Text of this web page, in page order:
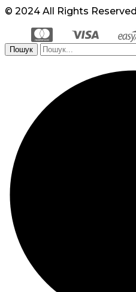
© 2024 All Rights Reserved
Пошук